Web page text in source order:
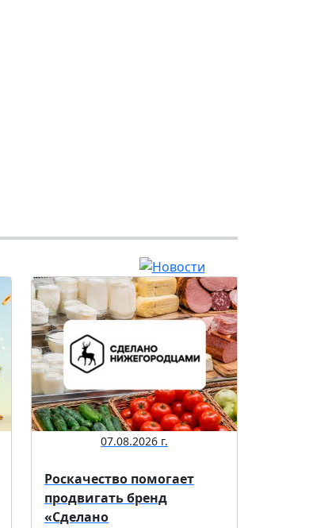
07.08.2026 г.
Роскачество помогает
продвигать бренд
«Сделано